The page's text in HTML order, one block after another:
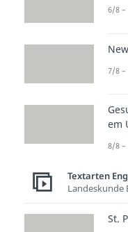
6/8 –
7/8 –
em
8/8 –
Textarten
Landeskunde
St.